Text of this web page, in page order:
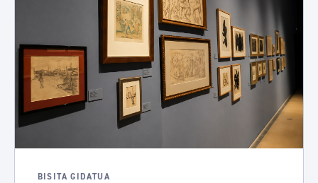
BISITA GIDATUA